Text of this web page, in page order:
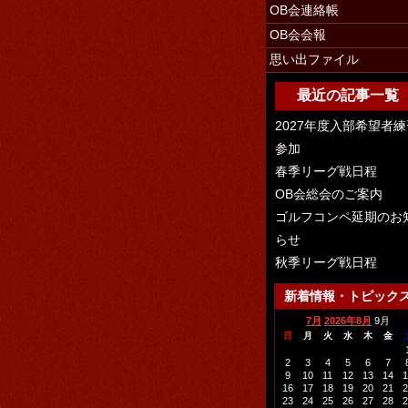
OB会連絡帳
OB会会報
思い出ファイル
最近の記事一覧
2027年度入部希望者練
参加
春季リーグ戦日程
OB会総会のご案内
ゴルフコンペ延期のお
らせ
秋季リーグ戦日程
新着情報・トピック
7月 2026年8月 9月
日 月 火 水 木 金
1
2
3 4 5 6 7
9
10 11 12 13 14
16
17 18 19 20 21
23
24 25 26 27 28